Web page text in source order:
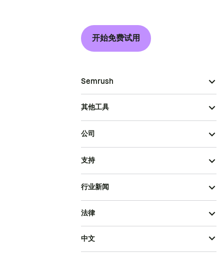
开始免费试用
Semrush
其他工具
公司
支持
行业新闻
法律
中文